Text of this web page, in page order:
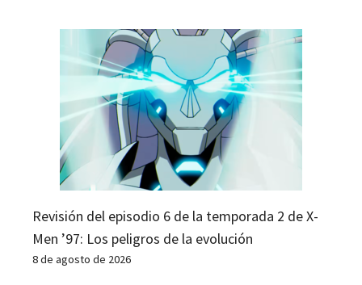
Revisión del episodio 6 de la temporada 2 de X-
Men ’97: Los peligros de la evolución
8 de agosto de 2026